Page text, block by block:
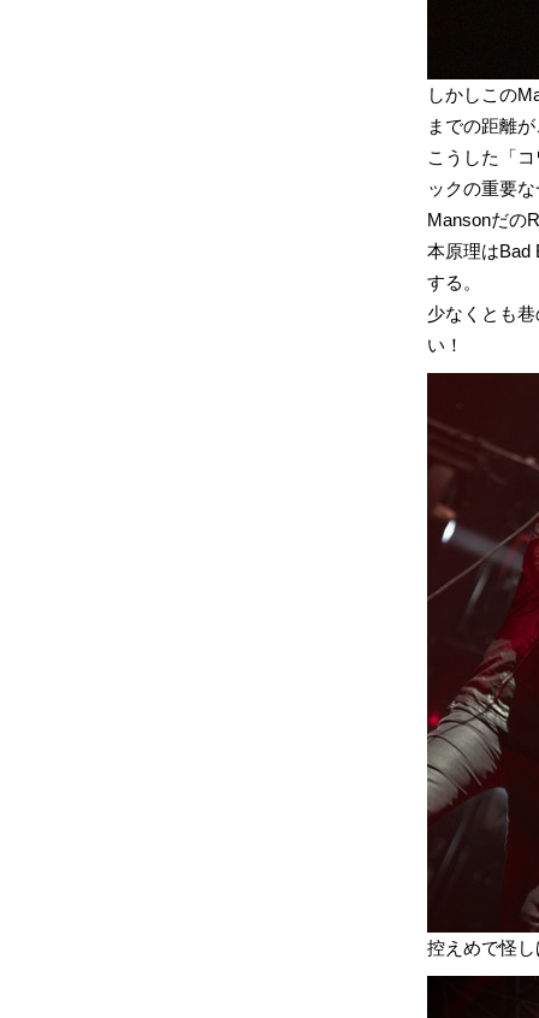
しかしこの
までの距離
こうした「
ックの重要
Mansonだの
本原理はBad
する。
少なくとも
い！
控えめで怪